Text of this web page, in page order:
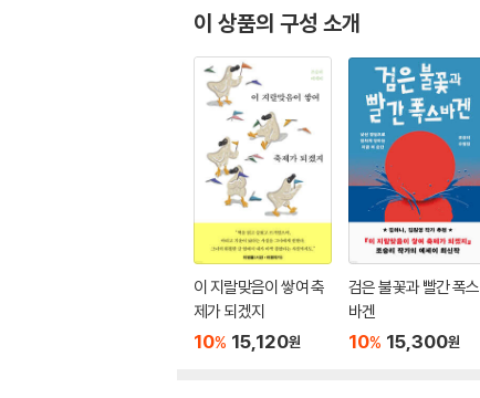
이 상품의 구성 소개
이 지랄맞음이 쌓여 축
제가 되겠지
10% 15,120원
검은 불꽃과 빨간 폭스
바겐
10% 15,300원